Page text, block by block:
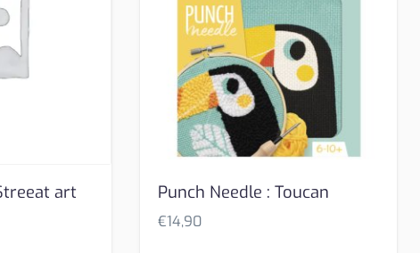
art Punch Needle : Toucan
€14,90